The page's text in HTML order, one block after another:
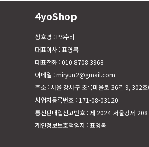
4yoShop
상호명 : PS수리
대표이사 : 표영복
대표전화 : 010 8708 3968
이메일 : miryun2@gmail.com
주소 : 서울 강서구 초록마을로 36길 9, 302
사업자등록번호 : 171-08-03120
통신판매업신고번호 : 제 2024-서울강서-
개인정보보호책임자 : 표영복